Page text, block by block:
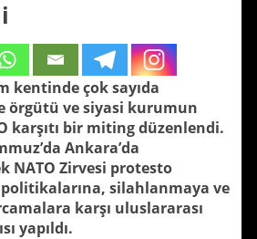
kentinde çok sayıda
örgütü ve siyasi kurumun
karşıtı bir miting düzenlendi.
Ankara’da
NATO Zirvesi protesto
silahlanmaya ve
karşı uluslararası
yapıldı.